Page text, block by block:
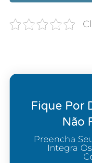
Fique Por
Não
Preencha
Integra